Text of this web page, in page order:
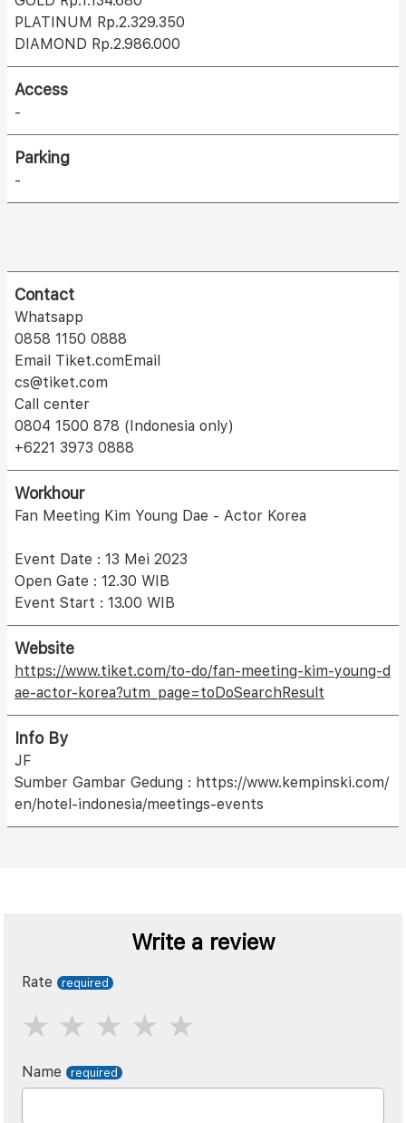
PLATINUM Rp.2.329.350
DIAMOND Rp.2.986.000
Access
-
Parking
-
Contact
Whatsapp
0858 1150 0888
Email Tiket.comEmail
cs@tiket.com
Call center
0804 1500 878 (Indonesia only)
+6221 3973 0888
Workhour
Fan Meeting Kim Young Dae - Actor Korea
Event Date : 13 Mei 2023
Open Gate : 12.30 WIB
Event Start : 13.00 WIB
Website
https://www.tiket.com/to-do/fan-meeting-kim-young-d
ae-actor-korea?utm_page=toDoSearchResult
Info By
JF
Sumber Gambar Gedung : https://www.kempinski.com/
en/hotel-indonesia/meetings-events
Write a review
Rate
Name